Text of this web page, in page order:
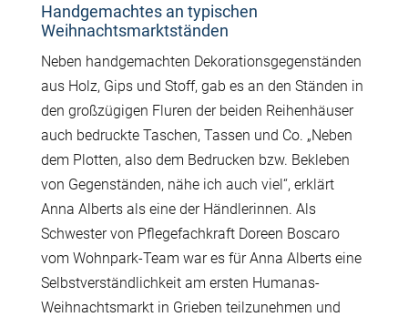
Handgemachtes an typischen
Weihnachtsmarktständen
Neben handgemachten Dekorationsgegenständen
aus Holz, Gips und Stoff, gab es an den Ständen in
den großzügigen Fluren der beiden Reihenhäuser
auch bedruckte Taschen, Tassen und Co. „Neben
dem Plotten, also dem Bedrucken bzw. Bekleben
von Gegenständen, nähe ich auch viel“, erklärt
Anna Alberts als eine der Händlerinnen. Als
Schwester von Pflegefachkraft Doreen Boscaro
vom Wohnpark-Team war es für Anna Alberts eine
Selbstverständlichkeit am ersten Humanas-
Weihnachtsmarkt in Grieben teilzunehmen und